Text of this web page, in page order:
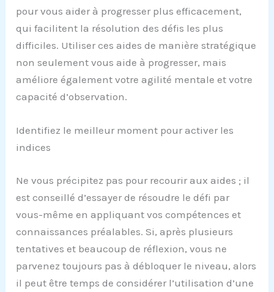
pour vous aider à progresser plus efficacement,
qui facilitent la résolution des défis les plus
difficiles. Utiliser ces aides de manière stratégique
non seulement vous aide à progresser, mais
améliore également votre agilité mentale et votre
capacité d’observation.
Identifiez le meilleur moment pour activer les
indices
Ne vous précipitez pas pour recourir aux aides ; il
est conseillé d’essayer de résoudre le défi par
vous-même en appliquant vos compétences et
connaissances préalables. Si, après plusieurs
tentatives et beaucoup de réflexion, vous ne
parvenez toujours pas à débloquer le niveau, alors
il peut être temps de considérer l’utilisation d’une